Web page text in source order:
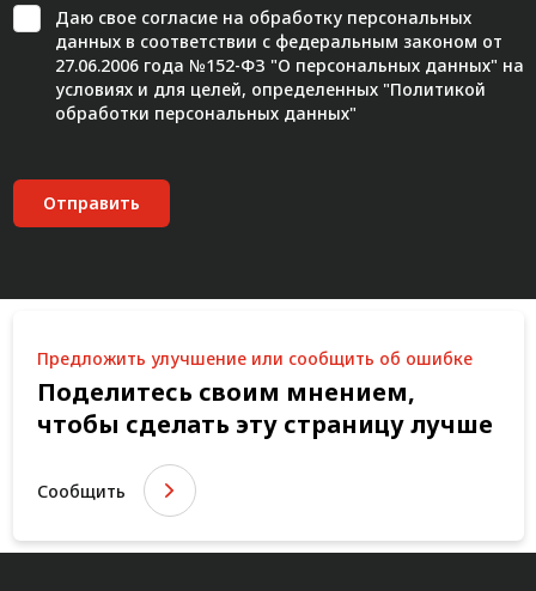
Даю свое согласиена обработку персональных
данных в соответствии с федеральным законом от
27.06.2006 года №152-ФЗ "О персональных данных" на
условиях и для целей, определенных "Политикой
обработки персональных данных"
Отправить
Предложить улучшение или сообщить об ошибке
Поделитесь своим мнением,
чтобы сделать эту страницу лучше
Сообщить